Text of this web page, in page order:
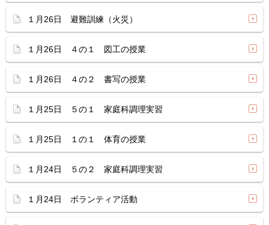
１月26日 避難訓練（火災）
１月26日 ４の１ 図工の授業
１月26日 ４の２ 書写の授業
１月25日 ５の１ 家庭科調理実習
１月25日 １の１ 体育の授業
１月24日 ５の２ 家庭科調理実習
１月24日 ボランティア活動